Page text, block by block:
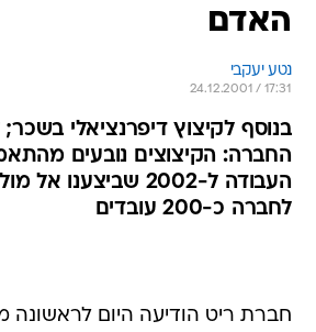
האדם
נטע יעקבי
24.12.2001 / 17:31
בנוסף לקיצוץ דיפרנציאלי בשכר;
החברה: הקיצוצים נובעים
העבודה ל-2002
לחברה כ-200 עובדים
חברת ריט הודיעה היום